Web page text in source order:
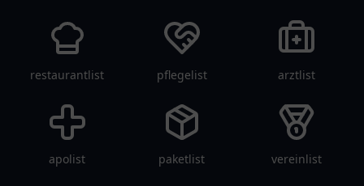
restaurantlist pflegelist arztlist
apolist paketlist vereinlist